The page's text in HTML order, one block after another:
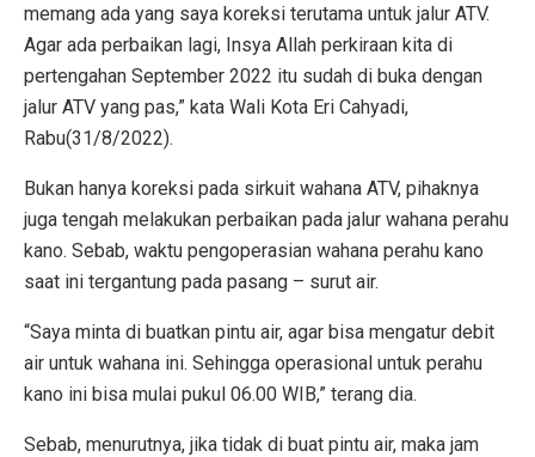
memang ada yang saya koreksi terutama untuk jalur ATV.
Agar ada perbaikan lagi, Insya Allah perkiraan kita di
pertengahan September 2022 itu sudah di buka dengan
jalur ATV yang pas,” kata Wali Kota Eri Cahyadi,
Rabu(31/8/2022).
Bukan hanya koreksi pada sirkuit wahana ATV, pihaknya
juga tengah melakukan perbaikan pada jalur wahana perahu
kano. Sebab, waktu pengoperasian wahana perahu kano
saat ini tergantung pada pasang – surut air.
“Saya minta di buatkan pintu air, agar bisa mengatur debit
air untuk wahana ini. Sehingga operasional untuk perahu
kano ini bisa mulai pukul 06.00 WIB,” terang dia.
Sebab, menurutnya, jika tidak di buat pintu air, maka jam